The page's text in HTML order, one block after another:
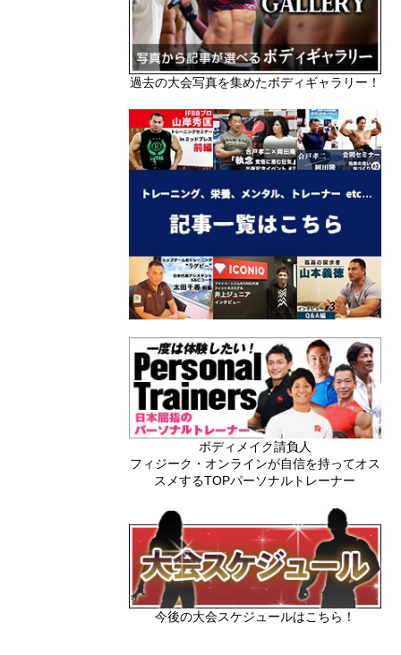
過去の大会写真を集めたボディギャラリー！
ボディメイク請負人
フィジーク・オンラインが自信を持ってオス
スメするTOPパーソナルトレーナー
今後の大会スケジュールはこちら！